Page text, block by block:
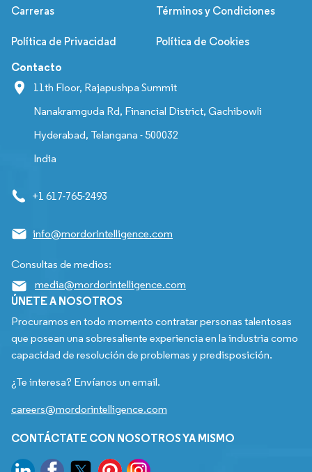
Carreras Términos y Condiciones
Política de Privacidad Política de Cookies
Contacto
11th Floor, Rajapushpa Summit
Nanakramguda Rd, Financial District, Gachibowli
Hyderabad, Telangana - 500032
India
+1 617-765-2493
info@mordorintelligence.com
Consultas de medios:
media@mordorintelligence.com
ÚNETE A NOSOTROS
Procuramos en todo momento contratar personas talentosas
que posean una sobresaliente experiencia en la industria como
capacidad de resolución de problemas y predisposición.
¿Te interesa? Envíanos un email.
careers@mordorintelligence.com
CONTÁCTATE CON NOSOTROS YA MISMO